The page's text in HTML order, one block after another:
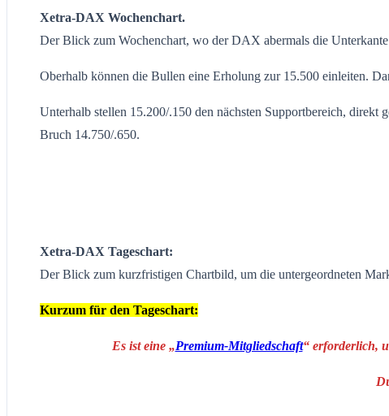
Xetra-DAX Wochenchart.
Der Blick zum Wochenchart, wo der DAX abermals die
Oberhalb können die Bullen eine Erholung zur 15.500 einleiten.
Unterhalb stellen 15.200/.150 den nächsten Supportbereich,
Bruch 14.750/.650.
Xetra-DAX Tageschart:
Der Blick zum kurzfristigen Chartbild, um die untergeordneten
Kurzum für den Tageschart:
Es ist eine „Premium-Mitgliedschaft“ erforderlich,